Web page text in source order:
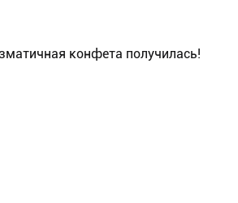
конфета получилась!